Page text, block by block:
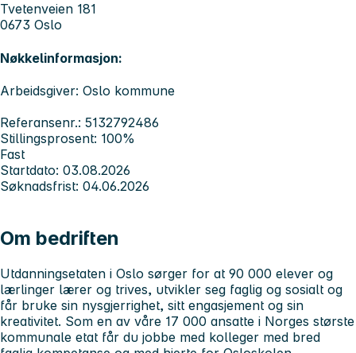
Tvetenveien 181
0673 Oslo
Nøkkelinformasjon:
Arbeidsgiver: Oslo kommune
Referansenr.: 5132792486
Stillingsprosent: 100%
Fast
Startdato: 03.08.2026
Søknadsfrist: 04.06.2026
Om bedriften
Utdanningsetaten i Oslo sørger for at 90 000 elever og
lærlinger lærer og trives, utvikler seg faglig og sosialt og
får bruke sin nysgjerrighet, sitt engasjement og sin
kreativitet. Som en av våre 17 000 ansatte i Norges største
kommunale etat får du jobbe med kolleger med bred